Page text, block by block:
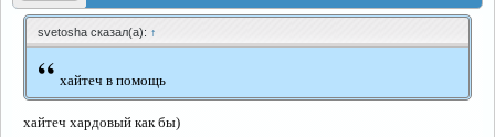
svetosha сказал(а): ↑
“ хайтеч в помощь
хайтеч хардовый как бы)